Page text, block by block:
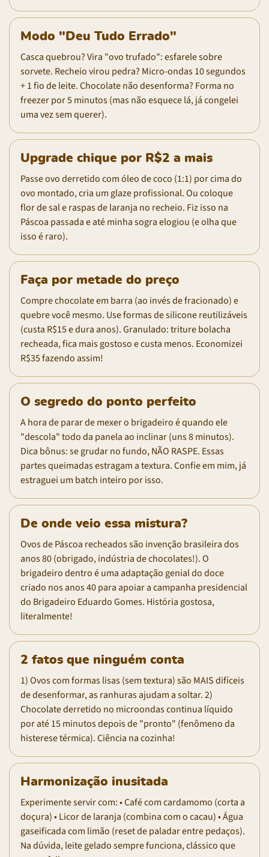
Modo "Deu Tudo Errado"
Casca quebrou? Vira "ovo trufado": esfarele sobre
sorvete. Recheio virou pedra? Micro-ondas 10 segundos
+ 1 fio de leite. Chocolate não desenforma? Forma no
freezer por 5 minutos (mas não esquece lá, já congelei
uma vez sem querer).
Upgrade chique por R$2 a mais
Passe ovo derretido com óleo de coco (1:1) por cima do
ovo montado, cria um glaze profissional. Ou coloque
flor de sal e raspas de laranja no recheio. Fiz isso na
Páscoa passada e até minha sogra elogiou (e olha que
isso é raro).
Faça por metade do preço
Compre chocolate em barra (ao invés de fracionado) e
quebre você mesmo. Use formas de silicone reutilizáveis
(custa R$15 e dura anos). Granulado: triture bolacha
recheada, fica mais gostoso e custa menos. Economizei
R$35 fazendo assim!
O segredo do ponto perfeito
A hora de parar de mexer o brigadeiro é quando ele
"descola" todo da panela ao inclinar (uns 8 minutos).
Dica bônus: se grudar no fundo, NÃO RASPE. Essas
partes queimadas estragam a textura. Confie em mim, já
estraguei um batch inteiro por isso.
De onde veio essa mistura?
Ovos de Páscoa recheados são invenção brasileira dos
anos 80 (obrigado, indústria de chocolates!). O
brigadeiro dentro é uma adaptação genial do doce
criado nos anos 40 para apoiar a campanha presidencial
do Brigadeiro Eduardo Gomes. História gostosa,
literalmente!
2 fatos que ninguém conta
1) Ovos com formas lisas (sem textura) são MAIS difíceis
de desenformar, as ranhuras ajudam a soltar. 2)
Chocolate derretido no microondas continua líquido
por até 15 minutos depois de "pronto" (fenômeno da
histerese térmica). Ciência na cozinha!
Harmonização inusitada
Experimente servir com: • Café com cardamomo (corta a
doçura) • Licor de laranja (combina com o cacau) • Água
gaseificada com limão (reset de paladar entre pedaços).
Na dúvida, leite gelado sempre funciona, clássico que